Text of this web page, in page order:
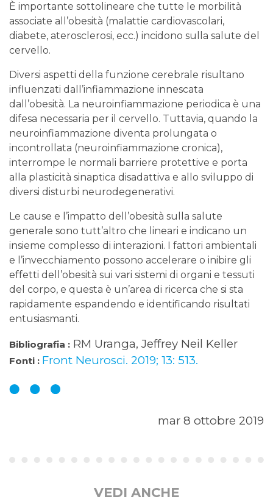
È importante sottolineare che tutte le morbilità
associate all’obesità (malattie cardiovascolari,
diabete, aterosclerosi, ecc.) incidono sulla salute del
cervello.
Diversi aspetti della funzione cerebrale risultano
influenzati dall’infiammazione innescata
dall’obesità. La neuroinfiammazione periodica è una
difesa necessaria per il cervello. Tuttavia, quando la
neuroinfiammazione diventa prolungata o
incontrollata (neuroinfiammazione cronica),
interrompe le normali barriere protettive e porta
alla plasticità sinaptica disadattiva e allo sviluppo di
diversi disturbi neurodegenerativi.
Le cause e l’impatto dell’obesità sulla salute
generale sono tutt’altro che lineari e indicano un
insieme complesso di interazioni. I fattori ambientali
e l’invecchiamento possono accelerare o inibire gli
effetti dell’obesità sui vari sistemi di organi e tessuti
del corpo, e questa è un’area di ricerca che si sta
rapidamente espandendo e identificando risultati
entusiasmanti.
Bibliografia : RM Uranga, Jeffrey Neil Keller
Fonti : Front Neurosci. 2019; 13: 513.
mar 8 ottobre 2019
VEDI ANCHE